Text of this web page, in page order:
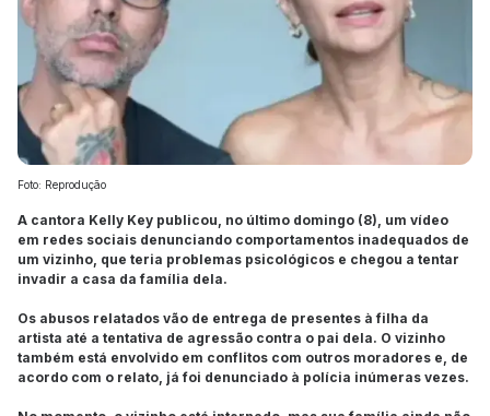
Foto: Reprodução
A cantora Kelly Key publicou, no último domingo (8), um vídeo
em redes sociais denunciando comportamentos inadequados de
um vizinho, que teria problemas psicológicos e chegou a tentar
invadir a casa da família dela.
Os abusos relatados vão de entrega de presentes à filha da
artista até a tentativa de agressão contra o pai dela. O vizinho
também está envolvido em conflitos com outros moradores e, de
acordo com o relato, já foi denunciado à polícia inúmeras vezes.